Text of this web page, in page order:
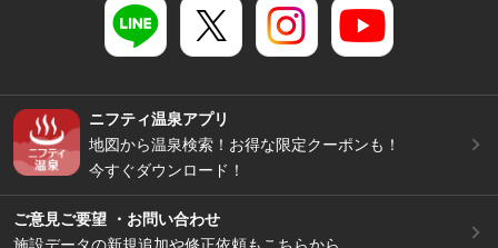
ニフティ温泉アプリ
地図から温泉検索！お得な限定クーポンも！
今すぐダウンロード！
ご意見ご要望 ・お問い合わせ
施設データの新規追加や修正依頼もこちらから